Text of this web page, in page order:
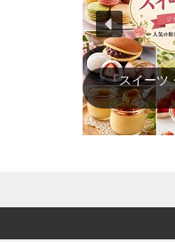
『メンズフ